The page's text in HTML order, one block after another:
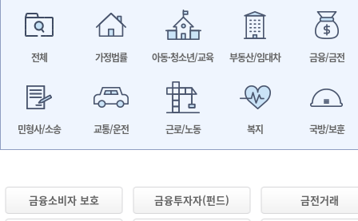
전체 가정법률 아동·청소년/교육 부동산/임대차 금융/금전
민형사/소송 교통/운전 근로/노동 복지 국방/보훈
금융소비자 보호 금융투자자(펀드) 금전거래